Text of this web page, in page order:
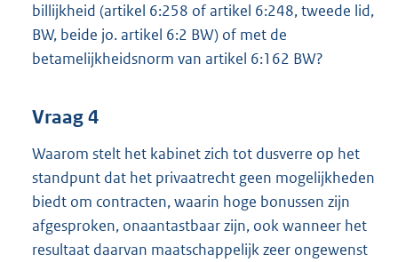
billijkheid (artikel 6:258 of artikel 6:248, tweede lid,
BW, beide jo. artikel 6:2 BW) of met de
betamelijkheidsnorm van artikel 6:162 BW?
Vraag 4
Waarom stelt het kabinet zich tot dusverre op het
standpunt dat het privaatrecht geen mogelijkheden
biedt om contracten, waarin hoge bonussen zijn
afgesproken, onaantastbaar zijn, ook wanneer het
resultaat daarvan maatschappelijk zeer ongewenst